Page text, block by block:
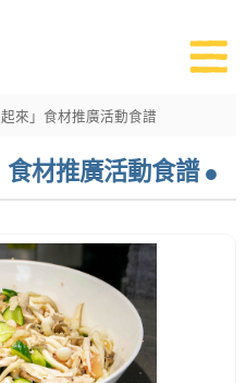
起來」食材推廣活動食譜
食材推廣活動食譜